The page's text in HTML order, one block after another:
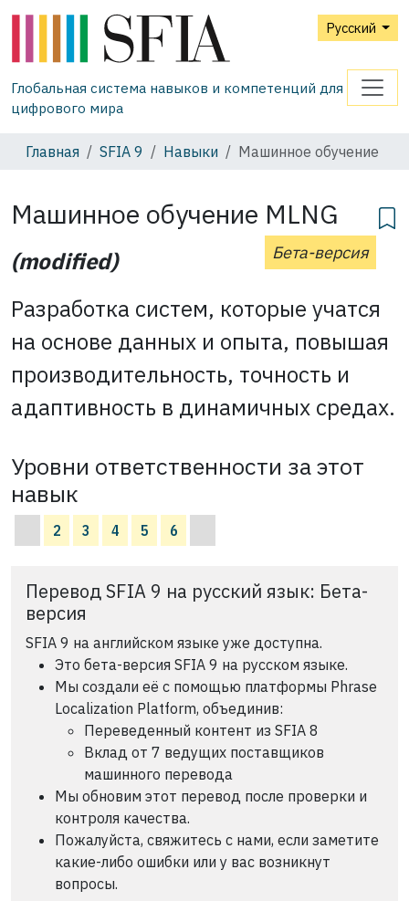
Русский
Глобальная система навыков и компетенций для
цифрового мира
Главная SFIA 9 Навыки Машинное обучение
Машинное обучение MLNG
Бета-версия
(modified)
Разработка систем, которые учатся
на основе данных и опыта, повышая
производительность, точность и
адаптивность в динамичных средах.
Уровни ответственности за этот
навык
2 3 4 5 6
Перевод SFIA 9 на русский язык: Бета-
версия
SFIA 9 на английском языке уже доступна.
Это бета-версия SFIA 9 на русском языке.
Мы создали её с помощью платформы Phrase
Localization Platform, объединив:
Переведенный контент из SFIA 8
Вклад от 7 ведущих поставщиков
машинного перевода
Мы обновим этот перевод после проверки и
контроля качества.
Пожалуйста, свяжитесь с нами, если заметите
какие-либо ошибки или у вас возникнут
вопросы.